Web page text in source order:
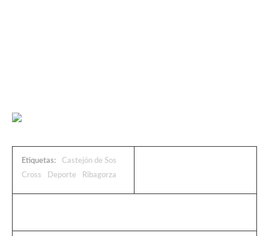
Etiquetas:
Castejón de Sos
Cross
Deporte Ribagorza